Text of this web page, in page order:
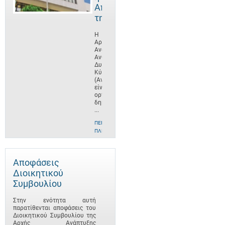
Αποστολή
της
Η
Αρχή
Ανάπτυξης
Ανθρώπινου
Δυναμικού
Κύπρου
(ΑνΑΔ)
είναι
οργανισμός
δημοσίου
...
ΠΕΡΙΣΣΌΤΕΡΕΣ
ΠΛΗΡΟΦΟΡΊΕΣ
Αποφάσεις
Διοικητικού
Συμβουλίου
Στην ενότητα αυτή
παρατίθενται αποφάσεις του
Διοικητικού Συμβουλίου της
Αρχής Ανάπτυξης